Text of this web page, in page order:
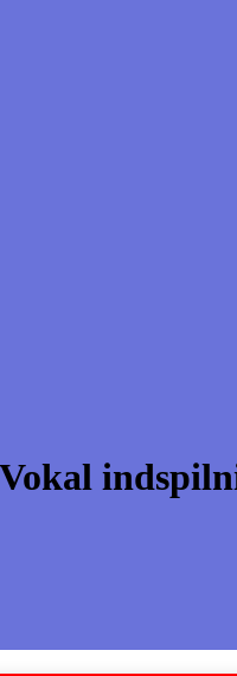
Vokal